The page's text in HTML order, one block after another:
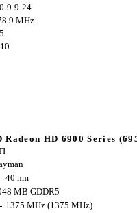
9-9-24
MHz
Radeon HD 6900 Series
40 nm
MB GDDR5
1375 MHz (1375 MHz)